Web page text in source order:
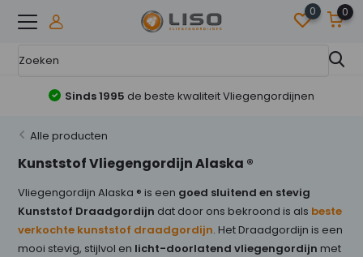
0 0
Sinds 1995 de beste kwaliteit Vliegengordijnen
Alle producten
Kunststof Vliegengordijn Alaska ®
Vliegengordijn Alaska ® is een goed sluitend en stevig
Kunststof Draadgordijn dat door ons bekroond is als beste
verkochte kunststof draadgordijn. Het Draadgordijn is een
mooi stevig, stijlvol en licht-doorlatend vliegengordijn met